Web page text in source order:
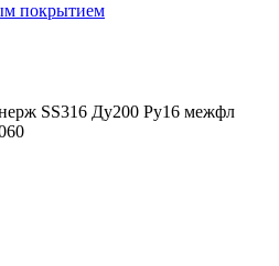
покрытием
SS316 Ду200 Ру16 межфл